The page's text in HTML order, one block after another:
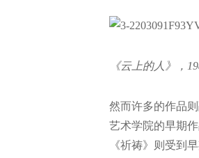
《云上的人》，
然而许多的作品
艺术学院的早期
《祈祷》则受到